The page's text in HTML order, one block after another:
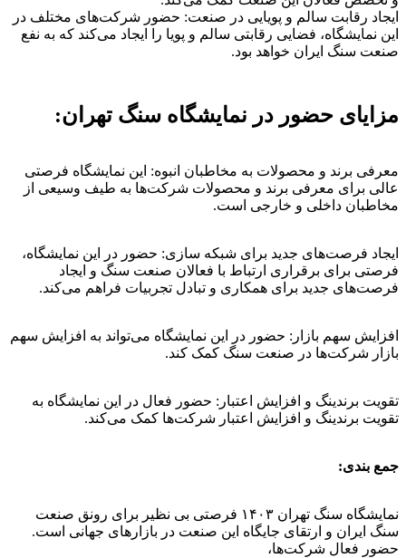
ایجاد رقابت سالم و پویایی در صنعت: حضور شرکت‌های مختلف در
این نمایشگاه، فضایی رقابتی سالم و پویا را ایجاد می‌کند که به نفع
صنعت سنگ ایران خواهد بود.
مزایای حضور در نمایشگاه سنگ تهران:
معرفی برند و محصولات به مخاطبان انبوه: این نمایشگاه فرصتی
عالی برای معرفی برند و محصولات شرکت‌ها به طیف وسیعی از
مخاطبان داخلی و خارجی است.
ایجاد فرصت‌های جدید برای شبکه سازی: حضور در این نمایشگاه،
فرصتی برای برقراری ارتباط با فعالان صنعت سنگ و ایجاد
فرصت‌های جدید برای همکاری و تبادل تجربیات فراهم می‌کند.
افزایش سهم بازار: حضور در این نمایشگاه می‌تواند به افزایش سهم
بازار شرکت‌ها در صنعت سنگ کمک کند.
تقویت برندینگ و افزایش اعتبار: حضور فعال در این نمایشگاه به
تقویت برندینگ و افزایش اعتبار شرکت‌ها کمک می‌کند.
جمع بندی:
نمایشگاه سنگ تهران ۱۴۰۳ فرصتی بی نظیر برای رونق صنعت
سنگ ایران و ارتقای جایگاه این صنعت در بازارهای جهانی است.
حضور فعال شرکت‌ها،